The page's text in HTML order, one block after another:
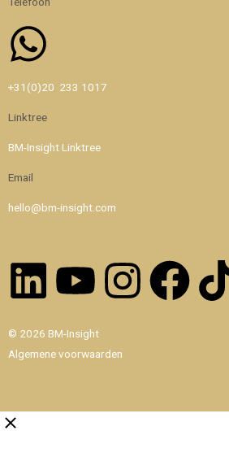
Whatsapp
+31(0)20 233 1017
Linktree
BM-Insight Linktree
Email
hello@bm-insight.com
Linkedin
Youtube
© 2026 BM-Insight
Algemene voorwaarden